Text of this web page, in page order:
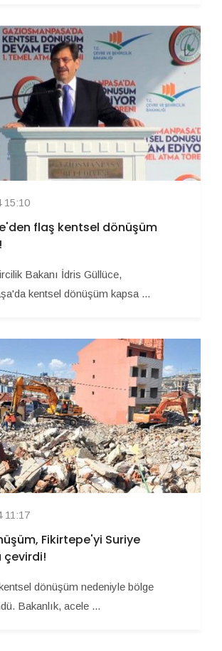
15:10
flaş kentsel dönüşüm
Bakanı İdris Güllüce,
kentsel dönüşüm kapsa ...
11:17
Fikirtepe'yi Suriye
çevirdi!
dönüşüm nedeniyle bölge
Bakanlık, acele ...